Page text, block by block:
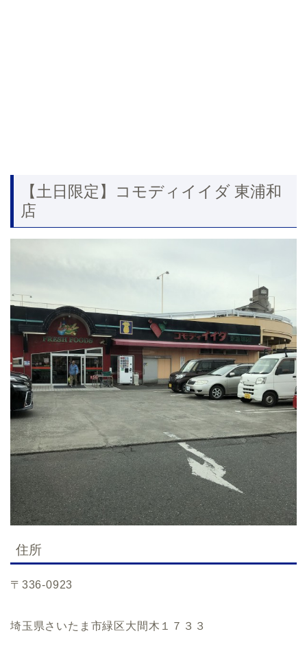
【土日限定】コモディイイダ 東浦和
店
住所
〒336-0923
埼玉県さいたま市緑区大間木１７３３